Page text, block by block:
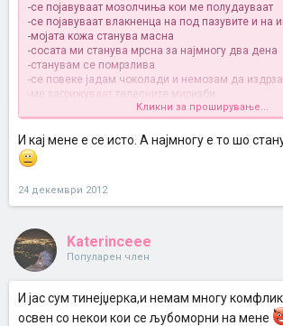
-се појавуваат мозолчиња кои ме полудауваат
-се појавуваат влакненца на под пазувите и на
-мојата кожа станува масна
-сосата ми станува мрсна за најмногу два дена
-станувам се помрзлива
-се повеке јадам чоколади и немозам да
-ме загрижуваат телесните миризби
-им се спротиставувам на родителите без оглед
а за гласна музика понекогас пуштам од инает
кога сум нервозна се обидувам да пеам и да
музика...
Кликни за проширување...
И кај мене е се исто. А најмногу е то шо
24 декември 2012
Katerinceee
Популарен член
И јас сум тинејџерка,и немам многу
освен со некои кои се љубоморни на мене